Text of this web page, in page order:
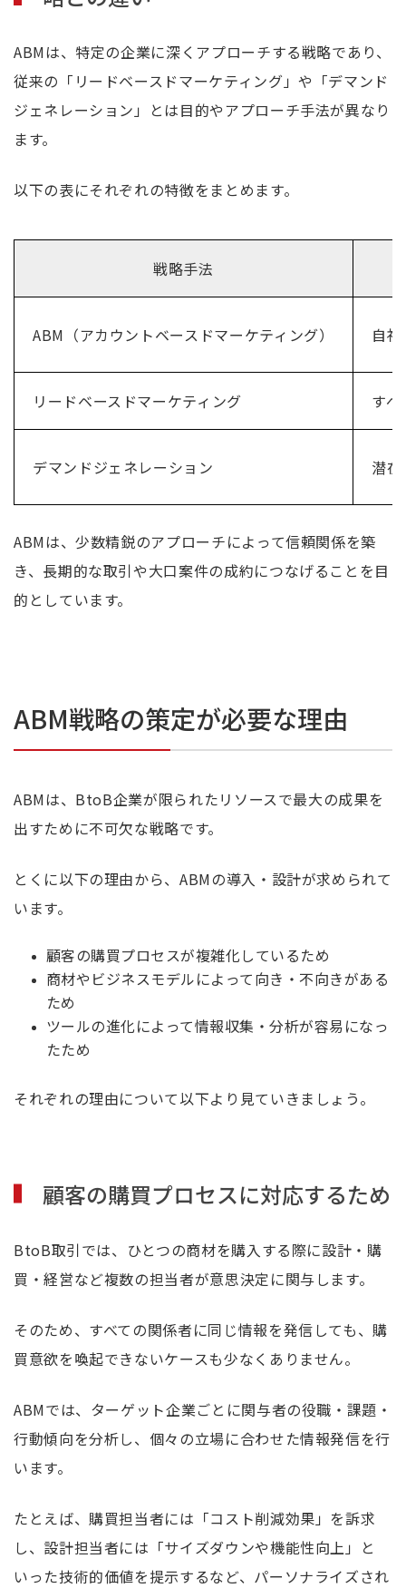
ABMは、特定の企業に深くアプローチする戦略であり、
従来の「リードベースドマーケティング」や「デマンド
ジェネレーション」とは目的やアプローチ手法が異なり
ます。
以下の表にそれぞれの特徴をまとめます。
戦略手法
ABM（アカウントベースドマーケティング） 自
リードベースドマーケティング す
デマンドジェネレーション 潜
ABMは、少数精鋭のアプローチによって信頼関係を築
き、長期的な取引や大口案件の成約につなげることを目
的としています。
ABM戦略の策定が必要な理由
ABMは、BtoB企業が限られたリソースで最大の成果を
出すために不可欠な戦略です。
とくに以下の理由から、ABMの導入・設計が求められて
います。
顧客の購買プロセスが複雑化しているため
商材やビジネスモデルによって向き・不向きがある
ため
ツールの進化によって情報収集・分析が容易になっ
たため
それぞれの理由について以下より見ていきましょう。
顧客の購買プロセスに対応するため
BtoB取引では、ひとつの商材を購入する際に設計・購
買・経営など複数の担当者が意思決定に関与します。
そのため、すべての関係者に同じ情報を発信しても、購
買意欲を喚起できないケースも少なくありません。
ABMでは、ターゲット企業ごとに関与者の役職・課題・
行動傾向を分析し、個々の立場に合わせた情報発信を行
います。
たとえば、購買担当者には「コスト削減効果」を訴求
し、設計担当者には「サイズダウンや機能性向上」と
いった技術的価値を提示するなど、パーソナライズされ